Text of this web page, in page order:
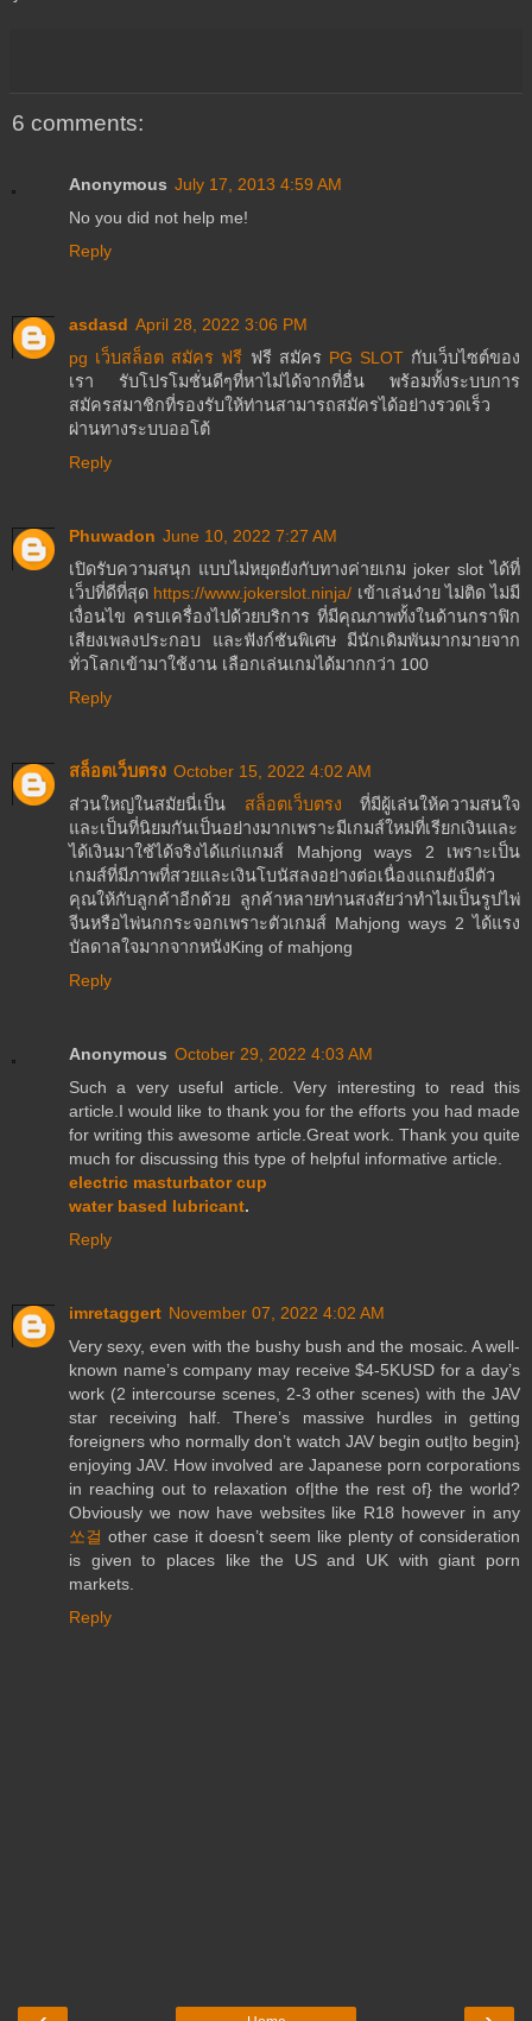
6 comments:
Anonymous July 17, 2013 4:59 AM
No you did not help me!
Reply
asdasd April 28, 2022 3:06 PM
pg เว็บสล็อต สมัคร ฟรี ฟรี สมัคร PG SLOTกับเว็บไซต์ของ
เรา รับโปรโมชั่นดีๆที่หาไม่ได้จากที่อื่น พร้อมทั้งระบบการ
สมัครสมาชิกที่รองรับให้ท่านสามารถสมัครได้อย่างรวดเร็ว
ผ่านทางระบบออโต้
Reply
Phuwadon June 10, 2022 7:27 AM
เปิดรับความสนุก แบบไม่หยุดยังกับทางค่ายเกม joker slot ได้ที่
เว็ปที่ดีที่สุด https://www.jokerslot.ninja/ เข้าเล่นง่าย ไม่ติด ไม่มี
เงื่อนไข ครบเครื่องไปด้วยบริการ ที่มีคุณภาพทั้งในด้านกราฟิก
เสียงเพลงประกอบ และฟังก์ชันพิเศษ มีนักเดิมพันมากมายจาก
ทั่วโลกเข้ามาใช้งาน เลือกเล่นเกมได้มากกว่า 100
Reply
สล็อตเว็บตรง October 15, 2022 4:02 AM
ส่วนใหญ่ในสมัยนี่เป็น สล็อตเว็บตรง ที่มีผู้เล่นให้ความสนใจ
และเป็นที่นิยมกันเป็นอย่างมากเพราะมีเกมส์ใหม่ที่เรียกเงินและ
ได้เงินมาใช้ได้จริงได้แก่แกมส์ Mahjong ways 2 เพราะเป็น
เกมส์ที่มีภาพที่สวยและเงินโบนัสลงอย่างต่อเนื่องแถมยังมีตัว
คุณให้กับลูกค้าอีกด้วย ลูกค้าหลายท่านสงสัยว่าทำไมเป็นรูปไพ่
จีนหรือไพ่นกกระจอกเพราะตัวเกมส์ Mahjong ways 2 ได้แรง
บัลดาลใจมากจากหนังKing of mahjong
Reply
Anonymous October 29, 2022 4:03 AM
Such a very useful article. Very interesting to read this
article.I would like to thank you for the efforts you had made
for writing this awesome article.Great work. Thank you quite
much for discussing this type of helpful informative article.
electric masturbator cup
water based lubricant.
Reply
imretaggert November 07, 2022 4:02 AM
Very sexy, even with the bushy bush and the mosaic. A well-
known name’s company may receive $4-5KUSD for a day’s
work (2 intercourse scenes, 2-3 other scenes) with the JAV
star receiving half. There’s massive hurdles in getting
foreigners who normally don’t watch JAV begin out|to begin}
enjoying JAV. How involved are Japanese porn corporations
in reaching out to relaxation of|the the rest of} the world?
Obviously we now have websites like R18 however in any
쏘걸 other case it doesn’t seem like plenty of consideration
is given to places like the US and UK with giant porn
markets.
Reply